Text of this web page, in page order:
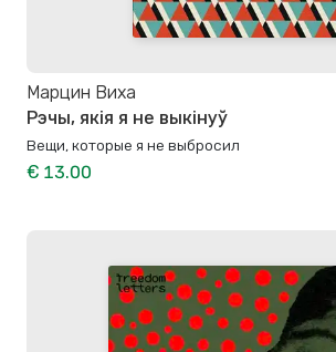
Марцин Виха
Рэчы, якія я не выкінуў
Вещи, которые я не выбросил
€ 13.00